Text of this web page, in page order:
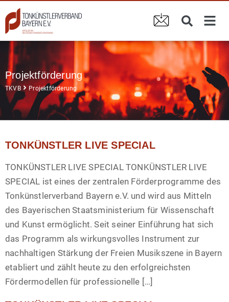
Projektförderung
TKVB Projektförderung
TONKÜNSTLER LIVE SPECIAL
TONKÜNSTLER LIVE SPECIAL TONKÜNSTLER LIVE
SPECIAL ist eines der zentralen Förderprogramme des
Tonkünstlerverband Bayern e.V. und wird aus Mitteln
des Bayerischen Staatsministerium für Wissenschaft
und Kunst ermöglicht. Seit seiner Einführung hat sich
das Programm als wirkungsvolles Instrument zur
nachhaltigen Stärkung der Freien Musikszene in Bayern
etabliert und zählt heute zu den erfolgreichsten
Fördermodellen für professionelle […]